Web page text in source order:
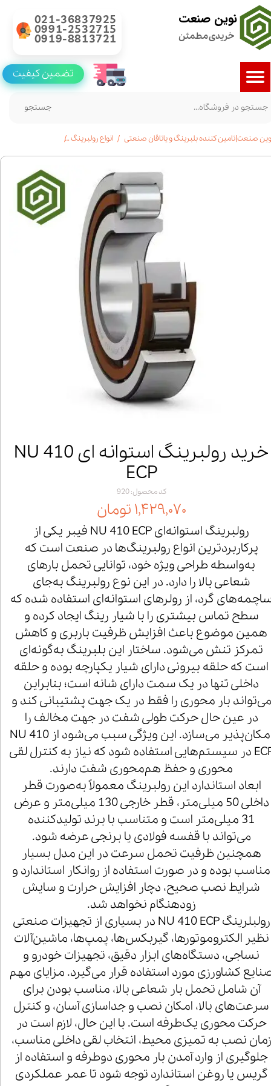
نوین صنعت
خریدی مطمئن
021-36837925
0991-2532715
0919-8813721
جستجو
تضمین کیفیت
صنعت|تامین کننده بلبرینگ و یاتاقان صنعتی انواع رولبرینگ
خرید رولبرینگ استوانه ای NU 410
ECP
کد محصول: 920
۱,۴۲۹,۰۷۰ تومان
رولبرینگ استوانه‌ای NU 410 ECP فیبر یکی از
پرکاربردترین انواع رولبرینگ‌ها در صنعت است که
به‌واسطه طراحی ویژه خود، توانایی تحمل بارهای
شعاعی بالا را دارد. در این نوع رولبرینگ به‌جای
گرد، از رولرهای استوانه‌ای استفاده شده که
سطح تماس بیشتری را با شیار رینگ ایجاد کرده و
همین موضوع باعث افزایش ظرفیت باربری و کاهش
تمرکز تنش می‌شود. ساختار این بلبرینگ به‌گونه‌ای
است که حلقه بیرونی دارای شیار یکپارچه بوده و حلقه
داخلی تنها در یک سمت دارای شانه است؛ بنابراین
می‌تواند بار محوری را فقط در یک جهت پشتیبانی کند و
در عین حال حرکت طولی شفت در جهت مخالف را
امکان‌پذیر می‌سازد. این ویژگی سبب می‌شود از NU 410
ECP در سیستم‌هایی استفاده شود که نیاز به کنترل لقی
محوری و حفظ هم‌محوری شفت دارند.
ابعاد استاندارد این رولبرینگ معمولاً به‌صورت قطر
داخلی 50 میلی‌متر، قطر خارجی 130 میلی‌متر و عرض
31 میلی‌متر است و متناسب با برند تولیدکننده
می‌تواند با قفسه فولادی یا برنجی عرضه شود.
همچنین ظرفیت تحمل سرعت در این مدل بسیار
مناسب بوده و در صورت استفاده از روانکار استاندارد و
شرایط نصب صحیح، دچار افزایش حرارت و سایش
زودهنگام نخواهد شد.
رولبلرینگ NU 410 ECP در بسیاری از تجهیزات صنعتی
نظیر الکتروموتورها، گیربکس‌ها، پمپ‌ها، ماشین‌آلات
نساجی، دستگاه‌های ابزار دقیق، تجهیزات خودرو و
کشاورزی مورد استفاده قرار می‌گیرد. مزایای مهم
آن شامل تحمل بار شعاعی بالا، مناسب بودن برای
سرعت‌های بالا، امکان نصب و جداسازی آسان، و کنترل
حرکت محوری یک‌طرفه است. با این حال، لازم است در
زمان نصب به تمیزی محیط، انتخاب لقی داخلی مناسب،
جلوگیری از وارد آمدن بار محوری دوطرفه و استفاده از
گریس یا روغن استاندارد توجه شود تا عمر عملکردی